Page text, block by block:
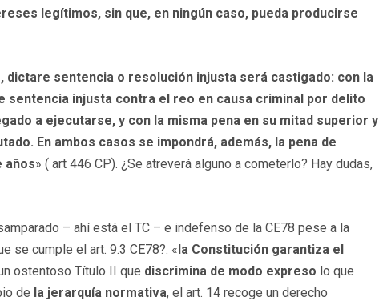
legítimos, sin que, en ningún caso, pueda producirse
dictare sentencia o resolución injusta será castigado: con la
sentencia injusta contra el reo en causa criminal por delito
a ejecutarse, y con la misma pena en su mitad superior y
En ambos casos se impondrá, además, la pena de
años» ( art 446 CP). ¿Se atreverá alguno a cometerlo? Hay dudas,
– ahí está el TC – e indefenso de la CE78 pese a la
se cumple el art. 9.3 CE78?: «la Constitución garantiza el
ostentoso Título II que discrimina de modo expreso lo que
de la jerarquía normativa, el art. 14 recoge un derecho